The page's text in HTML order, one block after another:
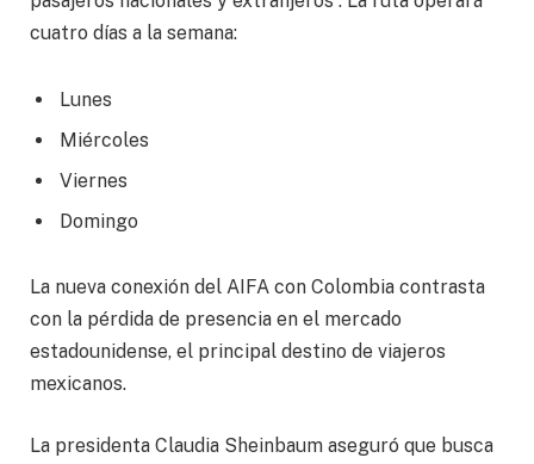
cuatro días a la semana:
Lunes
Miércoles
Viernes
Domingo
La nueva conexión del AIFA con Colombia contrasta
con la pérdida de presencia en el mercado
estadounidense, el principal destino de viajeros
mexicanos.
La presidenta Claudia Sheinbaum aseguró que busca